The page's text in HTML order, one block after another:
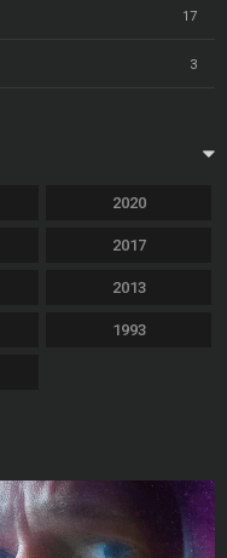
17
3
2020
2017
2013
1993